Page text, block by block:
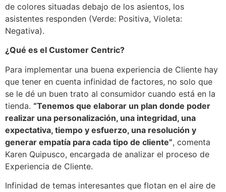
de colores situadas debajo de los asientos, los
asistentes responden (Verde: Positiva, Violeta:
Negativa).
¿Qué es el Customer Centric?
Para implementar una buena experiencia de Cliente hay
que tener en cuenta infinidad de factores, no solo que
se le dé un buen trato al consumidor cuando está en la
tienda. “Tenemos que elaborar un plan donde poder
realizar una personalización, una integridad, una
expectativa, tiempo y esfuerzo, una resolución y
generar empatía para cada tipo de cliente”, comenta
Karen Quipusco, encargada de analizar el proceso de
Experiencia de Cliente.
Infinidad de temas interesantes que flotan en el aire de